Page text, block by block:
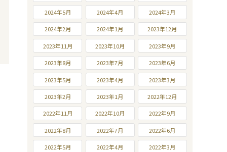
2024年5月 2024年4月 2024年3月
2024年2月 2024年1月 2023年12月
2023年11月 2023年10月 2023年9月
2023年8月 2023年7月 2023年6月
2023年5月 2023年4月 2023年3月
2023年2月 2023年1月 2022年12月
2022年11月 2022年10月 2022年9月
2022年8月 2022年7月 2022年6月
2022年5月 2022年4月 2022年3月